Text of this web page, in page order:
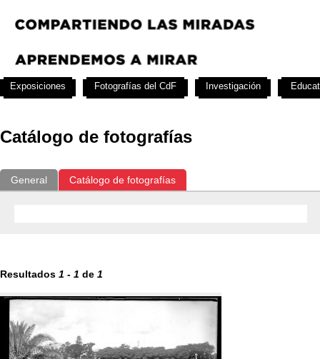
Catálogo de fotografías
General Catálogo de fotografías
Resultados 1 - 1 de 1
Exposiciones Fotografías del CdF Investigación